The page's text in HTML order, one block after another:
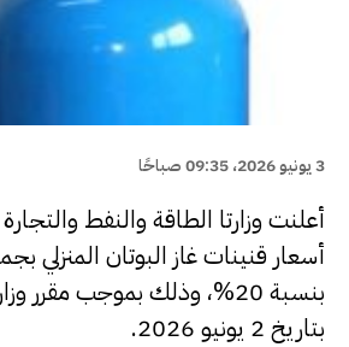
3 يونيو 2026، 09:35 صباحًا
أعلنت وزارتا الطاقة والنفط
أسعار قنينات غاز البوتان المنزلي
بنسبة 20%، وذلك بموجب
بتاريخ 2 يونيو 2026.